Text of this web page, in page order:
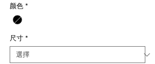
颜色 *
尺寸 *